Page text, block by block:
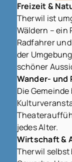
Freizeit &
Therwil ist
Wäldern – ein
Radfahrer
der
schöner
Wander- und
Die
jedes Alter.
Wirtschaft &
Therwil selbst